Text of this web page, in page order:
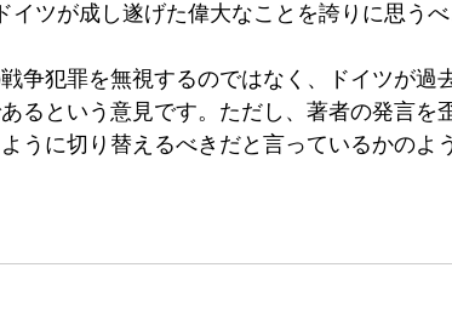
イツが成し遂げた偉大なことを誇りに思う
争犯罪を無視するのではなく、ドイツが過
るという意見です。ただし、著者の発言を
うに切り替えるべきだと言っているかのよ